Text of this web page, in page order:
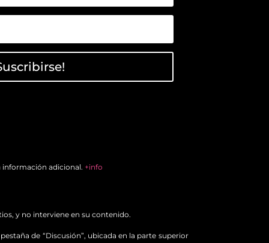
información adicional. +info
y no interviene en su contenido.
de “Discusión”, ubicada en la parte superior